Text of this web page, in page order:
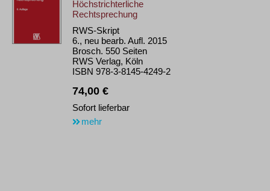
Höchstrichterliche
Rechtsprechung
RWS-Skript
6., neu bearb. Aufl. 2015
Brosch. 550 Seiten
RWS Verlag, Köln
ISBN 978-3-8145-4249-2
74,00 €
Sofort lieferbar
mehr